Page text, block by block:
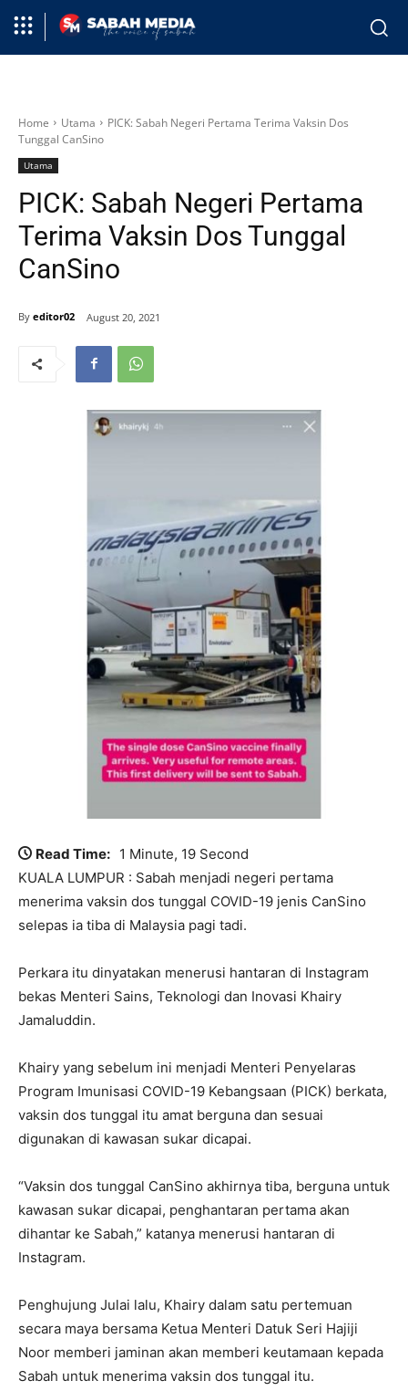
Home Utama
PICK: Sabah Negeri Pertama Terima Vaksin Dos
Tunggal CanSino
Utama
PICK: Sabah Negeri Pertama
Terima Vaksin Dos Tunggal
CanSino
By editor02 August 20, 2021
Read Time: 1 Minute, 19 Second
KUALA LUMPUR : Sabah menjadi negeri pertama
menerima vaksin dos tunggal COVID-19 jenis CanSino
selepas ia tiba di Malaysia pagi tadi.
Perkara itu dinyatakan menerusi hantaran di Instagram
bekas Menteri Sains, Teknologi dan Inovasi Khairy
Jamaluddin.
Khairy yang sebelum ini menjadi Menteri Penyelaras
Program Imunisasi COVID-19 Kebangsaan (PICK) berkata,
vaksin dos tunggal itu amat berguna dan sesuai
digunakan di kawasan sukar dicapai.
“Vaksin dos tunggal CanSino akhirnya tiba, berguna untuk
kawasan sukar dicapai, penghantaran pertama akan
dihantar ke Sabah,” katanya menerusi hantaran di
Instagram.
Penghujung Julai lalu, Khairy dalam satu pertemuan
secara maya bersama Ketua Menteri Datuk Seri Hajiji
Noor memberi jaminan akan memberi keutamaan kepada
Sabah untuk menerima vaksin dos tunggal itu.